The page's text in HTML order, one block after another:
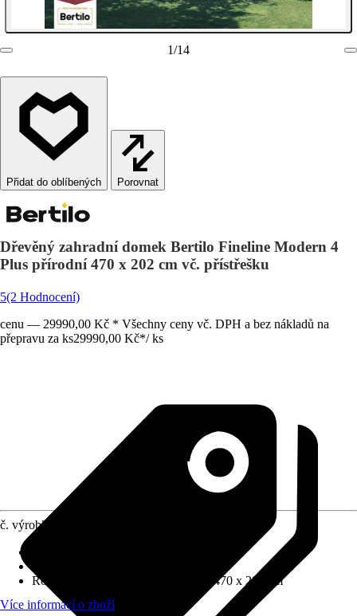
1/14
Porovnat
Dřevěný zahradní domek Bertilo Fineline Modern 4
Plus přírodní 470 x 202 cm vč. přístřešku
5(2 Hodnocení)
cenu — 29990,00 Kč * Všechny ceny vč. DPH a bez nákladů na
přepravu za ks29990,00 Kč*/ ks
č. výrobku
Rozměry š x h bez přesahu střechy
470 x 202 cm
Více informací o zboží